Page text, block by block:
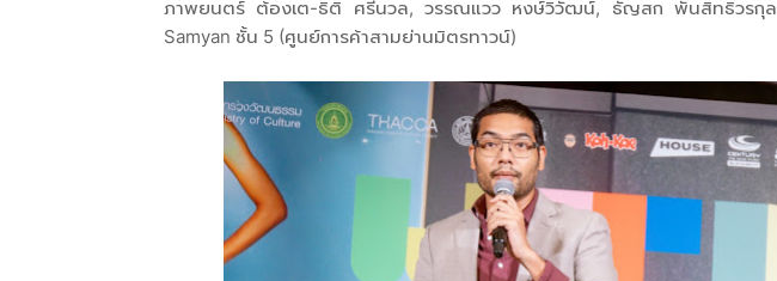
ภาพยนตร์ ต้องเต-ธิติ ศรีนวล, วรรณแวว หงษ์วิวัฒน์, ธัญสก พันสิทธิวรกุล
Samyan ชั้น 5 (ศูนย์การค้าสามย่านมิตรทาวน์)